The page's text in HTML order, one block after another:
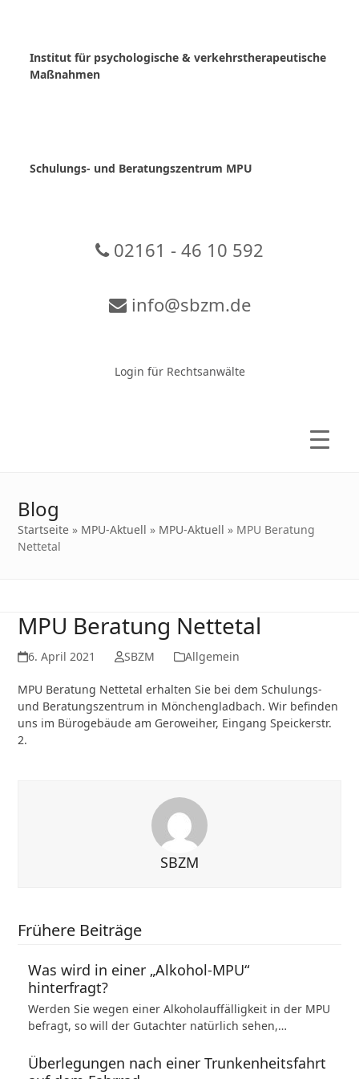
Institut für psychologische & verkehrstherapeutische
Maßnahmen
Schulungs- und Beratungszentrum MPU
02161 - 46 10 592
info@sbzm.de
Login für Rechtsanwälte
Blog
Startseite » MPU-Aktuell » MPU-Aktuell » MPU Beratung
Nettetal
MPU Beratung Nettetal
6. April 2021 SBZM Allgemein
MPU Beratung Nettetal erhalten Sie bei dem Schulungs-
und Beratungszentrum in Mönchengladbach. Wir befinden
uns im Bürogebäude am Geroweiher, Eingang Speickerstr.
2.
SBZM
Frühere Beiträge
Was wird in einer „Alkohol-MPU“
hinterfragt?
Werden Sie wegen einer Alkoholauffälligkeit in der MPU
befragt, so will der Gutachter natürlich sehen,…
Überlegungen nach einer Trunkenheitsfahrt